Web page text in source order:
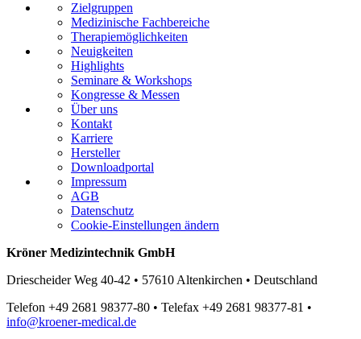
Zielgruppen
Medizinische Fachbereiche
Therapiemöglichkeiten
Neuigkeiten
Highlights
Seminare & Workshops
Kongresse & Messen
Über uns
Kontakt
Karriere
Hersteller
Downloadportal
Impressum
AGB
Datenschutz
Cookie-Einstellungen ändern
Kröner Medizintechnik GmbH
Driescheider Weg 40-42 • 57610 Altenkirchen • Deutschland
Telefon +49 2681 98377-80 • Telefax +49 2681 98377-81 •
info@kroener-medical.de